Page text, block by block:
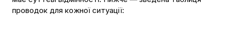
проводок для кожної ситуації: